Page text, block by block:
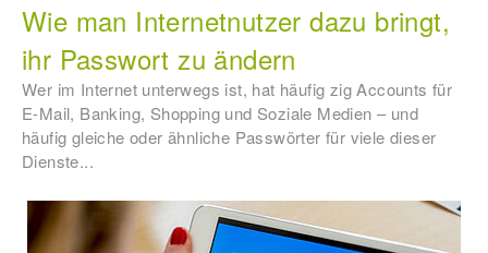
Wie man Internetnutzer dazu bringt,
ihr Passwort zu ändern
Wer im Internet unterwegs ist, hat häufig zig Accounts für
E-Mail, Banking, Shopping und Soziale Medien – und
häufig gleiche oder ähnliche Passwörter für viele dieser
Dienste...